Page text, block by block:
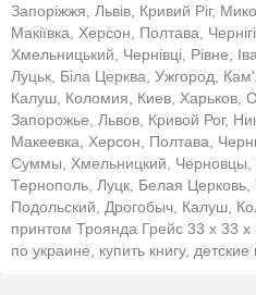
Запоріжжя, Львів, Кривий Ріг,
Макіївка, Херсон, Полтава,
Хмельницький, Чернівці, Рівне,
Луцьк, Біла Церква, Ужгород,
Калуш, Коломия, Киев, Харьков,
Запорожье, Львов, Кривой Рог,
Макеевка, Херсон, Полтава,
Суммы, Хмельницкий, Черновцы,
Тернополь, Луцк, Белая
Подольский, Дрогобыч, Калуш,
принтом Троянда Грейс 33 x 33 x
по украине, купить книгу,